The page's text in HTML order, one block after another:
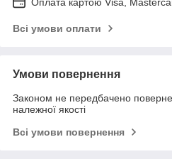
Всі умови оплати
Умови повернення
Законом не передбачено
належної якості
Всі умови повернення